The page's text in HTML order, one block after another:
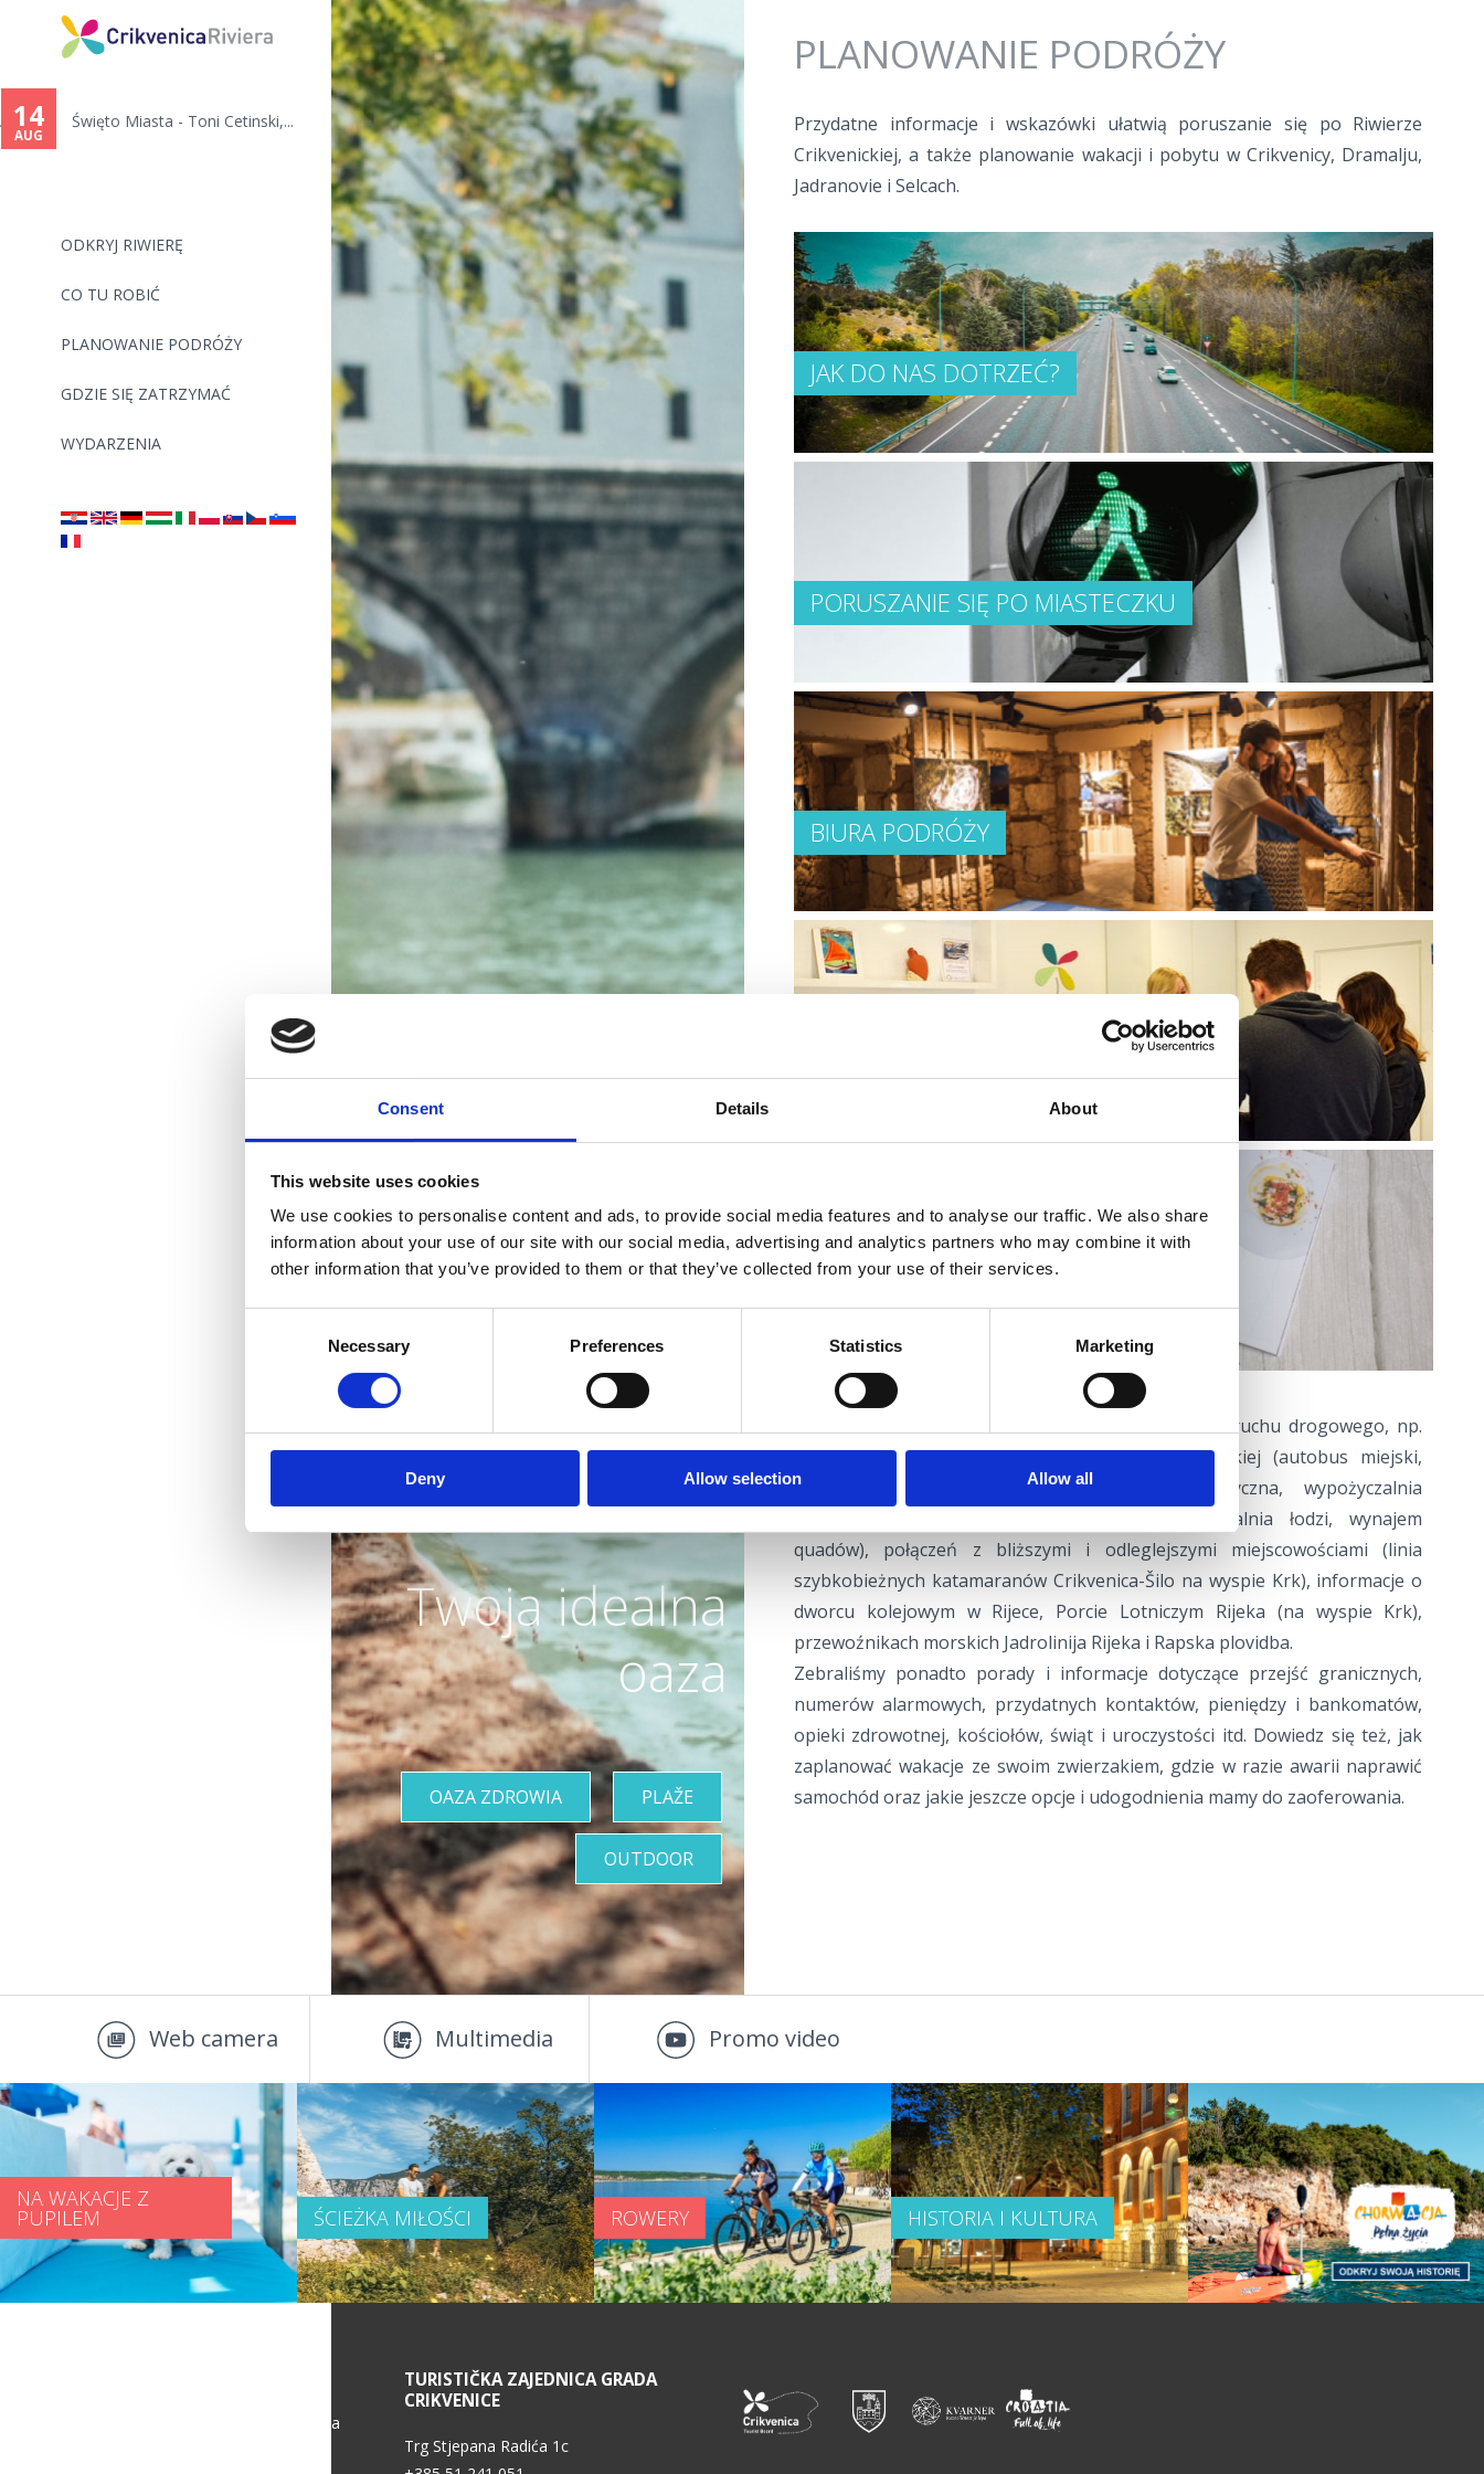
Consent Details About
This website uses cookies
We use cookies to personalise content and ads, to provide social media features and to analyse our traffic. We also share
information about your use of our site with our social media, advertising and analytics partners who may combine it with
other information that you’ve provided to them or that they’ve collected from your use of their services.
Necessary Preferences Statistics Marketing
Deny Allow selection Allow all
Jump to navigation
ODKRYJ RIWIERĘ
CO TU ROBIĆ
PLANOWANIE PODRÓŻY
GDZIE SIĘ ZATRZYMAĆ
WYDARZENIA
14
AUG
Święto Miasta - Toni Cetinski,...
PLANOWANIE PODRÓŻY
Przydatne informacje i wskazówki ułatwią poruszanie się po Riwierze
Crikvenickiej, a także planowanie wakacji i pobytu w Crikvenicy, Dramalju,
Jadranovie i Selcach.
JAK DO NAS DOTRZEĆ?
PORUSZANIE SIĘ PO MIASTECZKU
BIURA PODRÓŻY
Poniżej prezentujemy ważne informacje dotyczące ruchu drogowego, np.
środków transportu w obrębie Riwiery Crikvenickiej (autobus miejski,
autobus City Bus, taksówka, kolejka turystyczna, wypożyczalnia
samochodów, wypożyczalnia rowerów, wypożyczalnia łodzi, wynajem
quadów), połączeń z bliższymi i odleglejszymi miejscowościami (linia
szybkobieżnych katamaranów Crikvenica-Šilo na wyspie Krk), informacje o
dworcu kolejowym w Rijece, Porcie Lotniczym Rijeka (na wyspie Krk),
przewoźnikach morskich Jadrolinija Rijeka i Rapska plovidba.
Zebraliśmy ponadto porady i informacje dotyczące przejść granicznych,
numerów alarmowych, przydatnych kontaktów, pieniędzy i bankomatów,
opieki zdrowotnej, kościołów, świąt i uroczystości itd. Dowiedz się też, jak
zaplanować wakacje ze swoim zwierzakiem, gdzie w razie awarii naprawić
samochód oraz jakie jeszcze opcje i udogodnienia mamy do zaoferowania.
Twoja idealna
oaza
PLAŽE
OAZA ZDROWIA
OUTDOOR
Web camera Multimedia Promo video
NA WAKACJE Z
PUPILEM ŚCIEŻKA MIŁOŚCI ROWERY HISTORIA I KULTURA
Politika zaštite osobnih podataka
TURISTIČKA ZAJEDNICA GRADA
CRIKVENICE
Trg Stjepana Radića 1c